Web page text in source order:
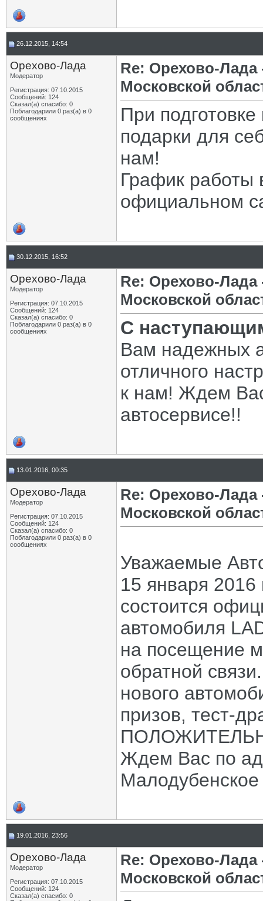
26.12.2015, 14:54
Орехово-Лада
Модератор
Регистрация: 07.10.2015
Сообщений: 124
Сказал(а) спасибо: 0
Поблагодарили 0 раз(а) в 0
сообщениях
Re: Орехово-
Московской
При
подарки для
нам!
График работы
официальном
30.12.2015, 16:52
Орехово-Лада
Модератор
Регистрация: 07.10.2015
Сообщений: 124
Сказал(а) спасибо: 0
Поблагодарили 0 раз(а) в 0
сообщениях
Re: Орехово-
Московской
С
Вам надежных
отличного
к нам! Ждем
автосервисе!!
13.01.2016, 00:35
Орехово-Лада
Модератор
Регистрация: 07.10.2015
Сообщений: 124
Сказал(а) спасибо: 0
Поблагодарили 0 раз(а) в 0
сообщениях
Re: Орехово-
Московской
Уважаемые
15 января 2016
состоится
автомобиля
на посещение
обратной
нового
призов, тест-
Ждем Вас по
19.01.2016, 23:56
Орехово-Лада
Модератор
Регистрация: 07.10.2015
Сообщений: 124
Сказал(а) спасибо: 0
Re: Орехово-
Московской